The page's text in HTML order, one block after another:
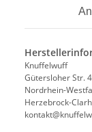
Knuffelwuff
Gütersloher Str.
Nordrhein-
Herzebrock-